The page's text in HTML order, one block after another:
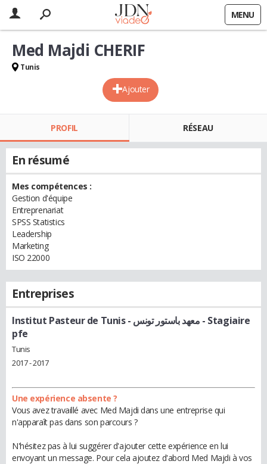
MENU
Ajouter
Med Majdi CHERIF
Tunis
PROFIL RÉSEAU
En résumé
Mes compétences :
Gestion d'équipe
Entreprenariat
SPSS Statistics
Leadership
Marketing
ISO 22000
Entreprises
Institut Pasteur de Tunis - معهد باستور تونس - Stagiaire
pfe
Tunis
2017 - 2017
Une expérience absente ?
Vous avez travaillé avec Med Majdi dans une entreprise qui
n'apparaît pas dans son parcours ?
N'hésitez pas à lui suggérer d'ajouter cette expérience en lui
envoyant un message. Pour cela ajoutez d'abord Med Majdi à vos